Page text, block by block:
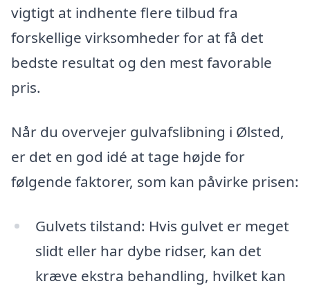
vigtigt at indhente flere tilbud fra
forskellige virksomheder for at få det
bedste resultat og den mest favorable
pris.
Når du overvejer gulvafslibning i Ølsted,
er det en god idé at tage højde for
følgende faktorer, som kan påvirke prisen:
Gulvets tilstand: Hvis gulvet er meget
slidt eller har dybe ridser, kan det
kræve ekstra behandling, hvilket kan